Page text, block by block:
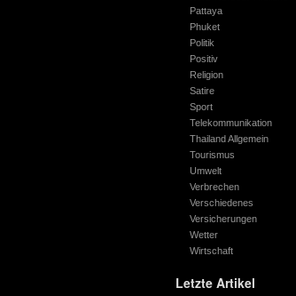
Pattaya
Phuket
Politik
Positiv
Religion
Satire
Sport
Telekommunikation
Thailand Allgemein
Tourismus
Umwelt
Verbrechen
Verschiedenes
Versicherungen
Wetter
Wirtschaft
Letzte Artikel